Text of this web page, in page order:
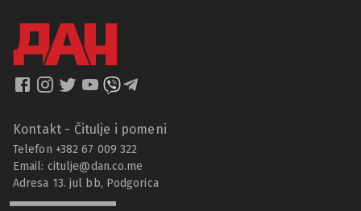
Kontakt - Čitulje i pomeni
Telefon +382 67 009 322
Email: citulje@dan.co.me
Adresa 13. jul bb, Podgorica